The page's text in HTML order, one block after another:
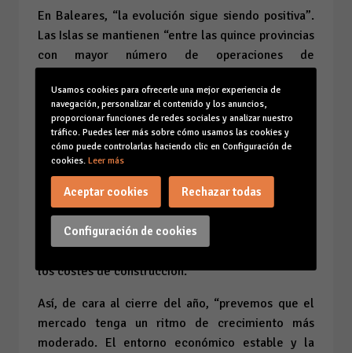
En Baleares, “la evolución sigue siendo positiva”.
Las Islas se mantienen “entre las quince provincias
con mayor número de operaciones de
sostenido por la fortaleza de la demanda nacional
y, especialmente, la extranjera. En materia de
precios, Baleares continúa liderando el
crecimiento a nivel estatal, acumulando ya diez
semestres consecutivos con los mayores
incrementos interanuales. El desequilibrio entre
oferta y demanda sigue siendo uno de los
principales desafíos del mercado, condicionado
por la escasez de suelo y el encarecimiento de
los costes de construcción.
Así, de cara al cierre del año, “prevemos que el
mercado tenga un ritmo de crecimiento más
moderado. El entorno económico estable y la
Usamos cookies para ofrecerle una mejor experiencia de
navegación, personalizar el contenido y los anuncios,
proporcionar funciones de redes sociales y analizar nuestro
tráfico. Puedes leer más sobre cómo usamos las cookies y
cómo puede controlarlas haciendo clic en Configuración de
cookies. Leer más
Configuración de cookies
Aceptar cookies Rechazar todas